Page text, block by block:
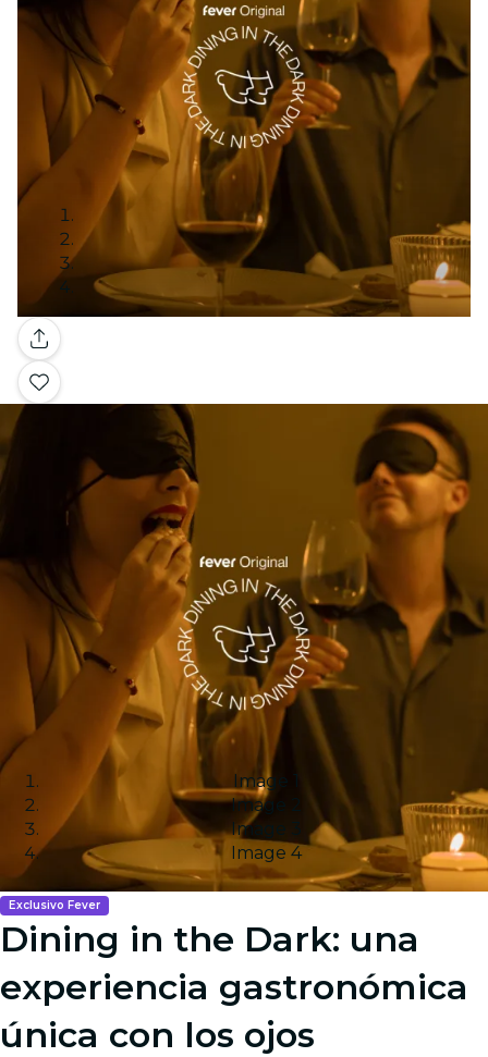
Galería
Image 1
Image 2
Image 3
Image 4
Exclusivo Fever
Dining in the Dark: una
experiencia gastronómica
única con los ojos